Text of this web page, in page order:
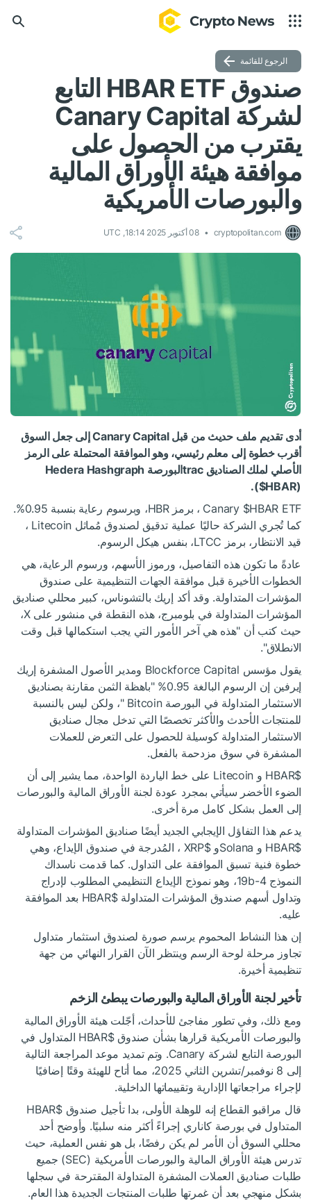
الرجوع للقائمة
صندوق HBAR ETF التابع
لشركة Canary Capital
يقترب من الحصول على
موافقة هيئة الأوراق المالية
والبورصات الأمريكية
cryptopolitan.com 08 أكتوبر 2025 18:14, UTC
أدى تقديم ملف حديث من قبل Canary Capital إلى جعل السوق
أقرب خطوة إلى معلم رئيسي، وهو الموافقة المحتملة على الرمز
الأصلي لملك الصناديق tracالبورصة Hedera Hashgraph
($HBAR).
Canary $HBAR
ETF ، برمز HBR، وبرسوم رعاية بنسبة 0.95%.
كما تُجري الشركة حاليًا عملية تدقيق لصندوق مُماثل Litecoin ،
قيد الانتظار، برمز LTCC، بنفس هيكل الرسوم.
عادةً ما تكون هذه التفاصيل، ورموز الأسهم، ورسوم الرعاية، هي
الخطوات الأخيرة قبل موافقة الجهات التنظيمية على صندوق
المؤشرات المتداولة. وقد أكد إريك بالتشوناس، كبير محللي صناديق
المؤشرات المتداولة في بلومبرج، هذه النقطة في منشور على X،
حيث كتب أن "هذه هي آخر الأمور التي يجب استكمالها قبل وقت
الانطلاق".
يقول مؤسس Blockforce Capital ومدير الأصول المشفرة إريك
إيرفين إن الرسوم البالغة 0.95% "باهظة الثمن مقارنة بصناديق
الاستثمار المتداولة في البورصة Bitcoin "، ولكن ليس بالنسبة
للمنتجات الأحدث والأكثر تخصصًا التي تدخل مجال صناديق
الاستثمار المتداولة كوسيلة للحصول على التعرض للعملات
المشفرة في سوق مزدحمة بالفعل.
$HBAR
و Litecoin على خط الياردة الواحدة، مما يشير إلى أن
الضوء الأخضر سيأتي بمجرد عودة لجنة الأوراق المالية والبورصات
إلى العمل بشكل كامل مرة أخرى.
يدعم هذا التفاؤل الإيجابي الجديد أيضًا صناديق المؤشرات المتداولة
$HBAR
و Solanaو $XRP
، المُدرجة في صندوق الإيداع، وهي
خطوة فنية تسبق الموافقة على التداول. كما قدمت ناسداك
النموذج 19b-4، وهو نموذج الإيداع التنظيمي المطلوب لإدراج
وتداول أسهم صندوق المؤشرات المتداولة$HBAR
بعد الموافقة
عليه.
إن هذا النشاط المحموم يرسم صورة لصندوق استثمار متداول
تجاوز مرحلة لوحة الرسم وينتظر الآن القرار النهائي من جهة
تنظيمية أخيرة.
تأخير لجنة الأوراق المالية والبورصات يبطئ الزخم
ومع ذلك، وفي تطور مفاجئ للأحداث، أجّلت هيئة الأوراق المالية
والبورصات الأمريكية قرارها بشأن صندوق$HBAR
المتداول في
البورصة التابع لشركة Canary. وتم تمديد موعد المراجعة التالية
إلى 8 نوفمبر/تشرين الثاني 2025، مما أتاح للهيئة وقتًا إضافيًا
لإجراء مراجعاتها الإدارية وتقييماتها الداخلية.
قال مراقبو القطاع إنه للوهلة الأولى، بدا تأجيل صندوق$HBAR
المتداول في بورصة كاناري إجراءً أكثر منه سلبيًا. وأوضح أحد
محللي السوق أن الأمر لم يكن رفضًا، بل هو نفس العملية، حيث
تدرس هيئة الأوراق المالية والبورصات الأمريكية (SEC) جميع
طلبات صناديق العملات المشفرة المتداولة المقترحة في سجلها
بشكل منهجي بعد أن غمرتها طلبات المنتجات الجديدة هذا العام.